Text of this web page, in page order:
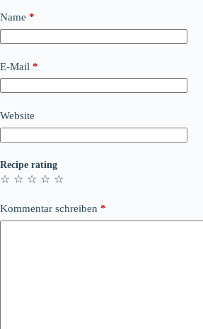
Name *
E-Mail *
Website
Recipe rating
☆
☆
☆
☆
☆
Kommentar schreiben *